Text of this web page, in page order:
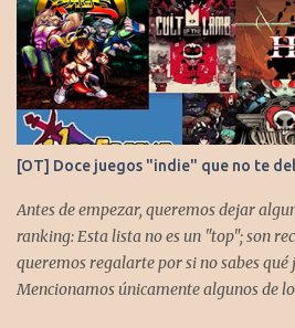
[OT] Doce juegos "indie" que no te
Antes de empezar, queremos dejar
ranking: Esta lista no es un "top"; son
queremos regalarte por si no sabes qué
Mencionamos únicamente algunos de